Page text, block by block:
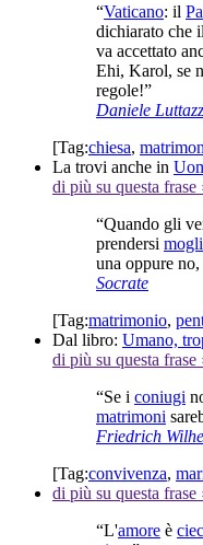
“Vaticano: il
dichiarato che il
va accettato
Ehi, Karol, se
regole!”
Daniele
[Tag:chiesa,
La trovi anche in
di più su questa frase
“Quando gli
prendersi
una oppure
Socrate
[Tag:matrimonio,
Dal libro: Umano,
di più su questa frase
“Se i coniugi
matrimoni
Friedrich
[Tag:convivenza,
di più su questa frase
“L'amore è